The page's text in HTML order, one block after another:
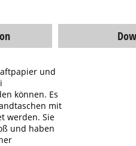
und
können. Es
mit
werden. Sie
und haben